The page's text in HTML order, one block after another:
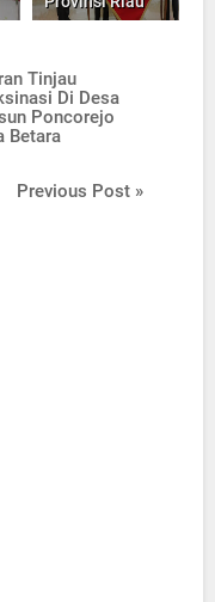
Tinjau
Di Desa
Poncorejo
Betara
Previous Post »